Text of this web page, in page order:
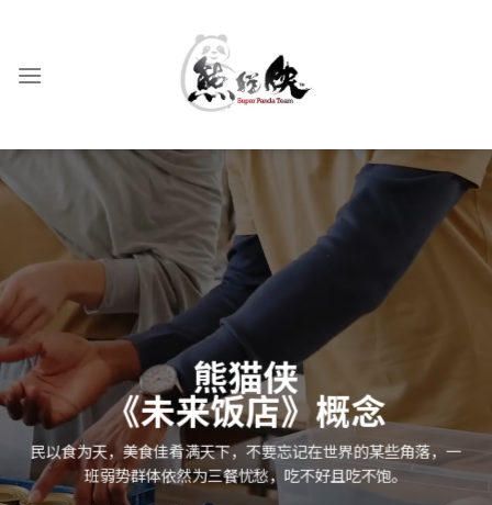
content
熊猫侠
《未来饭店》概念
民以食为天，美食佳肴满天下，不要忘记在世界的某些角落，一
班弱势群体依然为三餐忧愁，吃不好且吃不饱。